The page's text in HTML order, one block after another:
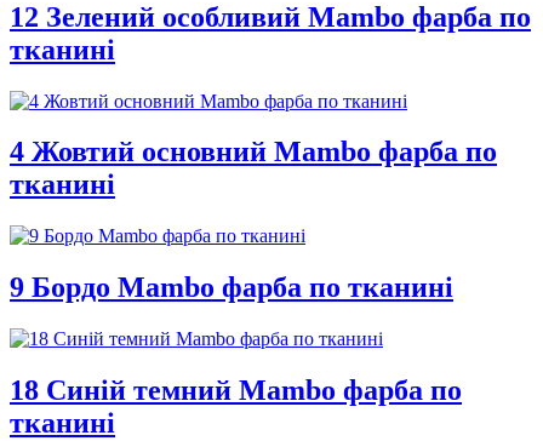
12 Зелений особливий Mambo фарба по
тканині
4 Жовтий основний Mambo фарба по
тканині
9 Бордо Mambo фарба по тканині
18 Синій темний Mambo фарба по
тканині